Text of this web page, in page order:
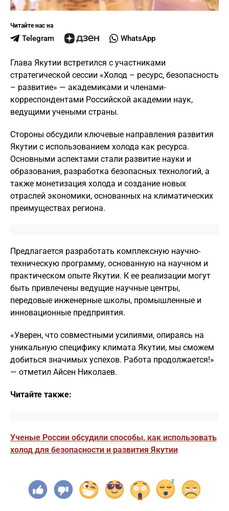
Читайте нас на
Telegram WhatsApp
Глава Якутии встретился с участниками
стратегической сессии «Холод – ресурс, безопасность
– развитие» — академиками и членами-
корреспондентами Российской академии наук,
ведущими учеными страны.
Стороны обсудили ключевые направления развития
Якутии с использованием холода как ресурса.
Основными аспектами стали развитие науки и
образования, разработка безопасных технологий, а
также монетизация холода и создание новых
отраслей экономики, основанных на климатических
преимуществах региона.
Предлагается разработать комплексную научно-
техническую программу, основанную на научном и
практическом опыте Якутии. К ее реализации могут
быть привлечены ведущие научные центры,
передовые инженерные школы, промышленные и
инновационные предприятия.
«Уверен, что совместными усилиями, опираясь на
уникальную специфику климата Якутии, мы сможем
добиться значимых успехов. Работа продолжается!»
— отметил Айсен Николаев.
Читайте также:
Ученые России обсудили способы, как использовать
холод для безопасности и развития Якутии